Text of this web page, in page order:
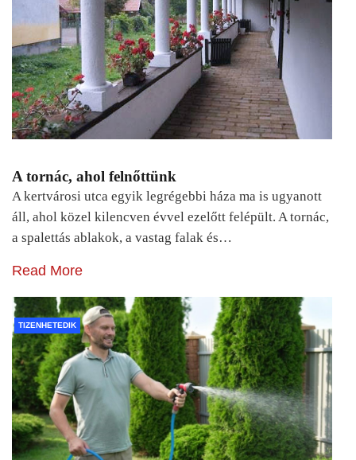
A tornác, ahol felnőttünk
A kertvárosi utca egyik legrégebbi háza ma is ugyanott
áll, ahol közel kilencven évvel ezelőtt felépült. A tornác,
a spalettás ablakok, a vastag falak és…
Read More
TIZENHETEDIK